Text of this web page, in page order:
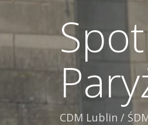
CDM Lublin /